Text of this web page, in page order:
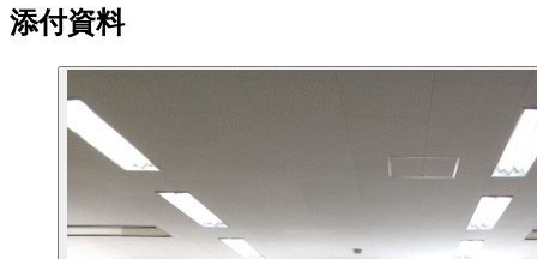
添付資料